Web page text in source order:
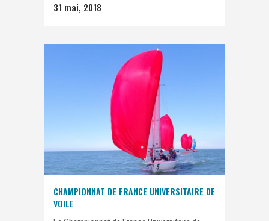
31 mai, 2018
CHAMPIONNAT DE FRANCE UNIVERSITAIRE DE
VOILE